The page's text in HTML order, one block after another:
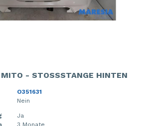
- STOSSSTANGE HINTEN
O351631
Nein
Ja
3 Monate